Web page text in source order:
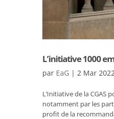
L’initiative 1000
par EaG | 2 Mar 2022
L’Initiative de la CGAS
notamment par les
profit de la